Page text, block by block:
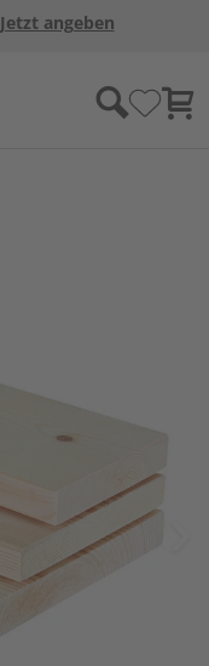
Jetzt angeben